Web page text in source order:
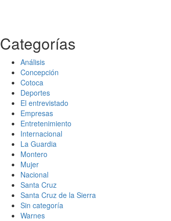
Categorías
Análisis
Concepción
Cotoca
Deportes
El entrevistado
Empresas
Entretenimiento
Internacional
La Guardia
Montero
Mujer
Nacional
Santa Cruz
Santa Cruz de la Sierra
Sin categoría
Warnes